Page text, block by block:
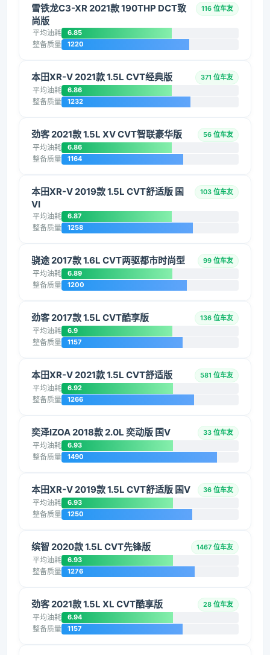
雪铁龙C3-XR 2021款 190THP DCT致
尚版
116 位车友
平均油耗 6.85
整备质量 1220
本田XR-V 2021款 1.5L CVT经典版 371 位车友
平均油耗 6.86
整备质量 1232
劲客 2021款 1.5L XV CVT智联豪华版 56 位车友
平均油耗 6.86
整备质量 1164
本田XR-V 2019款 1.5L CVT舒适版 国
VI
103 位车友
平均油耗 6.87
整备质量 1258
骁途 2017款 1.6L CVT两驱都市时尚型 99 位车友
平均油耗 6.89
整备质量 1200
劲客 2017款 1.5L CVT酷享版 136 位车友
平均油耗 6.9
整备质量 1157
本田XR-V 2021款 1.5L CVT舒适版 581 位车友
平均油耗 6.92
整备质量 1266
奕泽IZOA 2018款 2.0L 奕动版 国V 33 位车友
平均油耗 6.93
整备质量 1490
本田XR-V 2019款 1.5L CVT舒适版 国V 36 位车友
平均油耗 6.93
整备质量 1250
缤智 2020款 1.5L CVT先锋版 1467 位车友
平均油耗 6.93
整备质量 1276
劲客 2021款 1.5L XL CVT酷享版 28 位车友
平均油耗 6.94
整备质量 1157